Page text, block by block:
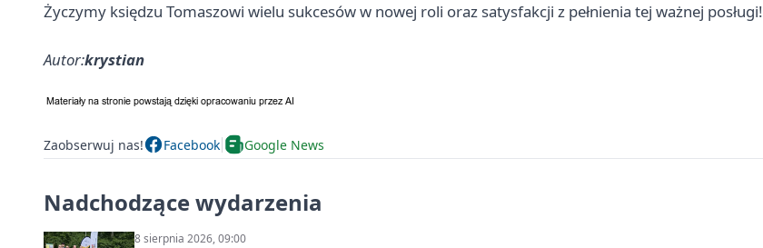
Życzymy księdzu Tomaszowi wielu sukcesów w nowej roli oraz satysfakcji z pełnienia tej ważnej posługi!
Autor:krystian
Zaobserwuj nas! Facebook Google News
Nadchodzące wydarzenia
8 sierpnia 2026, 09:00